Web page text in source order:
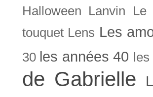
Halloween
Lanvin Le
touquet Lens Les
30 les années 40 les
de Gabrielle